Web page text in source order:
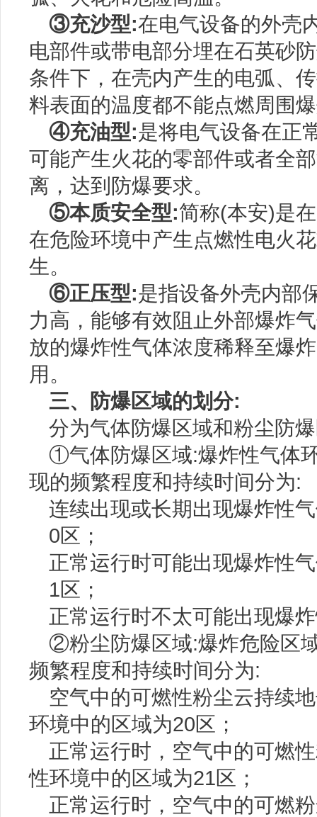
③充沙型:在电气设备的外壳
电部件或带电部分埋在石英砂
条件下，在壳内产生的电弧、
料表面的温度都不能点燃周围
④充油型:是将电气设备在正
可能产生火花的零部件或者全
离，达到防爆要求。
⑤本质安全型:简称(本安)是
在危险环境中产生点燃性电火
生。
⑥正压型:是指设备外壳内部
力高，能够有效阻止外部爆炸
放的爆炸性气体浓度稀释至爆
用。
三、防爆区域的划分:
分为气体防爆区域和粉尘防
①气体防爆区域:爆炸性气体
现的频繁程度和持续时间分为:
连续出现或长期出现爆炸性
0区；
正常运行时可能出现爆炸性
1区；
正常运行时不太可能出现爆
②粉尘防爆区域:爆炸危险区
频繁程度和持续时间分为:
空气中的可燃性粉尘云持续
环境中的区域为20区；
正常运行时，空气中的可燃
性环境中的区域为21区；
正常运行时，空气中的可燃